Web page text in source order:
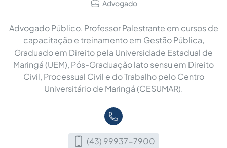
Advogado
Advogado Público, Professor Palestrante em cursos de
capacitação e treinamento em Gestão Pública,
Graduado em Direito pela Universidade Estadual de
Maringá (UEM), Pós-Graduação lato sensu em Direito
Civil, Processual Civil e do Trabalho pelo Centro
Universitário de Maringá (CESUMAR).
(43) 99937-7900